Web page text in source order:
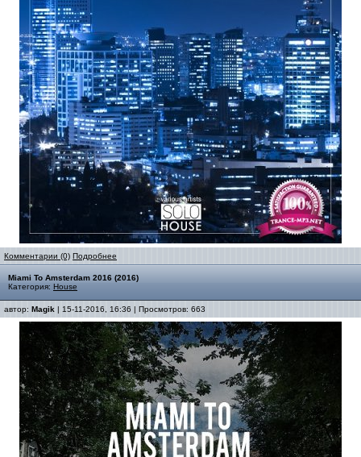
Комментарии (0) Подробнее
Miami To Amsterdam 2016 (2016)
Категория: House
автор: Magik | 15-11-2016, 16:36 | Просмотров: 663